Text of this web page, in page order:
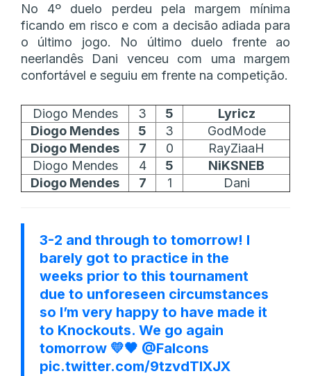
No 4º duelo perdeu pela margem mínima
ficando em risco e com a decisão adiada para
o último jogo. No último duelo frente ao
neerlandês Dani venceu com uma margem
confortável e seguiu em frente na competição.
Diogo Mendes 3 5
Lyricz
Diogo Mendes
5 3
GodMode
Diogo Mendes
7 0
RayZiaaH
Diogo Mendes
4 5
NiKSNEB
Diogo Mendes
7 1 Dani
3-2 and through to tomorrow! I
barely got to practice in the
weeks prior to this tournament
due to unforeseen circumstances
so I’m very happy to have made it
to Knockouts. We go again
tomorrow 💛🖤 @Falcons
pic.twitter.com/9tzvdTlXJX